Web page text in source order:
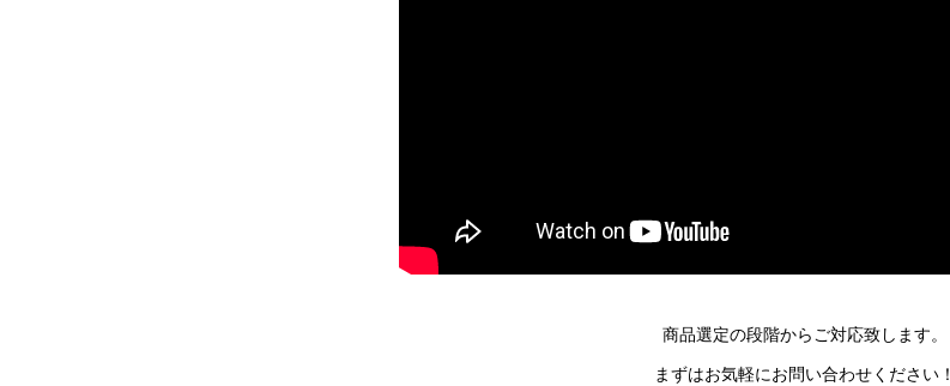
商品選定の段階からご対応致します。
まずはお気軽にお問い合わせください！